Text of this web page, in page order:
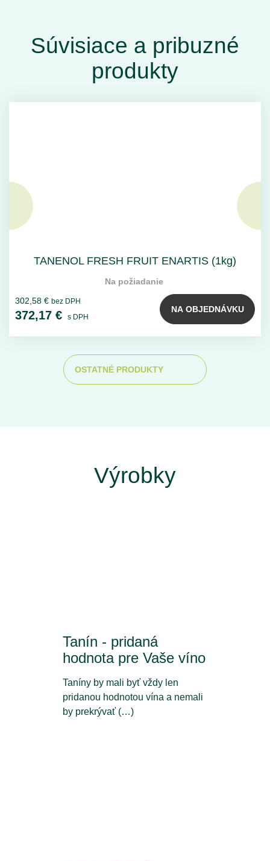
Súvisiace a pribuzné
produkty
TANENOL FRESH FRUIT ENARTIS (1kg)
Na požiadanie
302,58 € bez DPH
372,17 € s DPH
NA OBJEDNÁVKU
OSTATNÉ PRODUKTY
Výrobky
Tanín - pridaná
hodnota pre Vaše víno
Taníny by mali byť vždy len
pridanou hodnotou vína a nemali
by prekrývať (…)